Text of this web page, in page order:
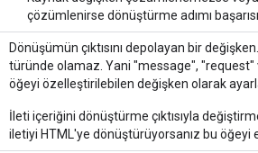
çözümlenirse dönüştürme adımı
Dönüşümün çıktısını depolayan bir
türünde olamaz. Yani "message",
öğeyi özelleştirilebilen değişken olarak
İleti içeriğini dönüştürme çıktısıyla
iletiyi HTML'ye dönüştürüyorsanız bu öğeyi